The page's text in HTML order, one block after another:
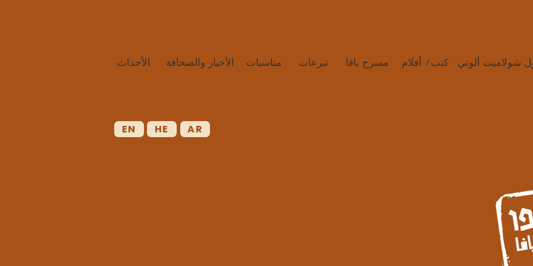
كتب/ أفلام مسرح يافا تبرعات الأخبار والصحافة مناسبات الأحداث شولاميت ألوني
EN HE AR